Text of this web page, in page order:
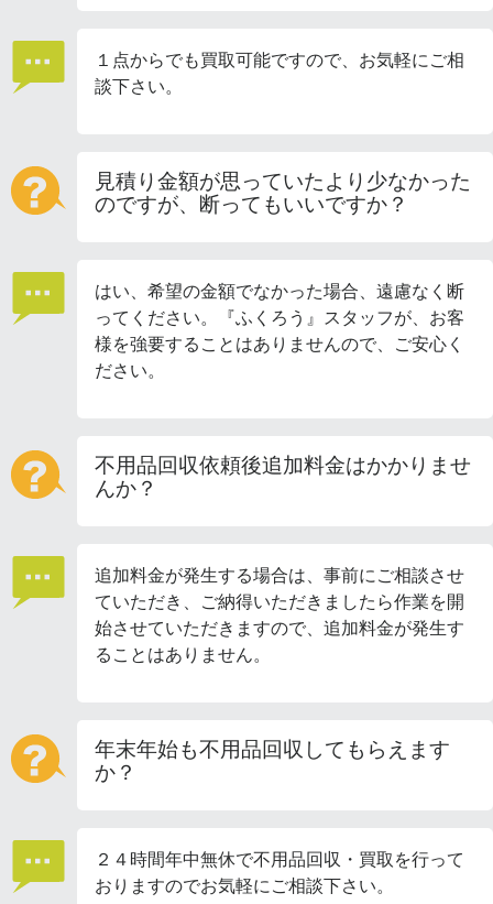
１点からでも買取可能ですので、お気軽にご相
談下さい。
見積り金額が思っていたより少なかった
のですが、断ってもいいですか？
はい、希望の金額でなかった場合、遠慮なく断
ってください。『ふくろう』スタッフが、お客
様を強要することはありませんので、ご安心く
ださい。
不用品回収依頼後追加料金はかかりませ
んか？
追加料金が発生する場合は、事前にご相談させ
ていただき、ご納得いただきましたら作業を開
始させていただきますので、追加料金が発生す
ることはありません。
年末年始も不用品回収してもらえます
か？
２４時間年中無休で不用品回収・買取を行って
おりますのでお気軽にご相談下さい。